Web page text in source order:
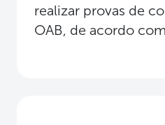
realizar provas de
OAB, de acordo